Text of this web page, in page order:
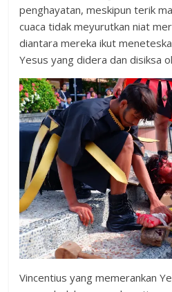
penghayatan, meskipun terik
cuaca tidak meyurutkan niat
diantara mereka ikut
Yesus yang didera dan disiksa
Vincentius yang memerankan